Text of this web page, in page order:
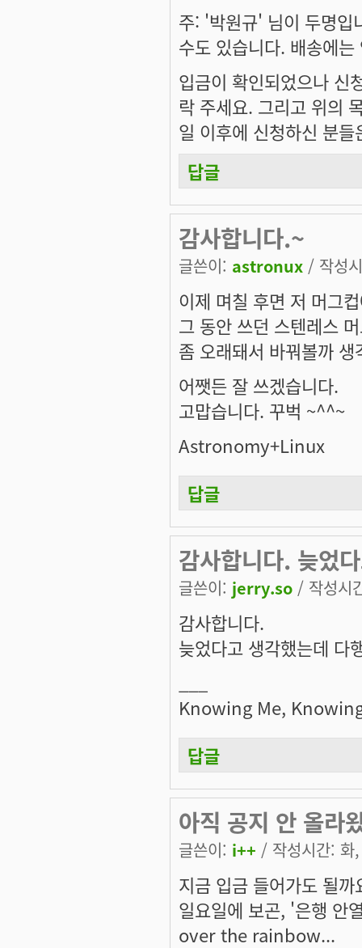
주: '박원규' 님이 두명입
수도 있습니다. 배송에
입금이 확인되었으나 신
락 주세요. 그리고 위의
일 이후에 신청하신 분
답글
감사합니다.~
글쓴이: astronux / 작성
이제 며칠 후면 저 머그
그 동안 쓰던 스텐레스
좀 오래돼서 바꿔볼까
어쨋든 잘 쓰겠습니다.
고맙습니다. 꾸벅 ~^^~
Astronomy+Linux
답글
감사합니다. 늦었
글쓴이: jerry.so / 작성시
감사합니다.
늦었다고 생각했는데 다
Knowing Me,
답글
아직 공지 안 올라
글쓴이: i++ / 작성시간:
지금 입금 들어가도 될까
일요일에 보곤, '은행 안
over the rainbow...